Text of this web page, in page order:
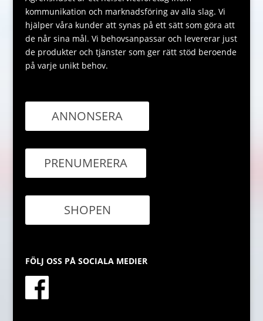
kommunikation och marknadsföring av alla slag. Vi
hjälper våra kunder att synas på ett sätt som göra att
de når sina mål. Vi behovsanpassar och levererar just
de produkter och tjänster som ger rätt stöd beroende
på varje unikt behov.
ANNONSERA
PRENUMERERA
SHOPEN
FÖLJ OSS PÅ SOCIALA MEDIER